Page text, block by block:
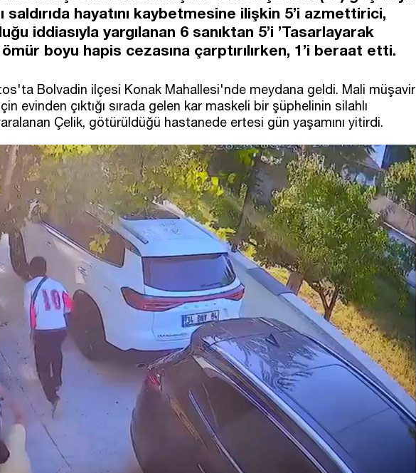
saldırıda hayatını kaybetmesine ilişkin 5’i azmettirici,
iddiasıyla yargılanan 6 sanıktan 5’i ’Tasarlayarak
boyu hapis cezasına çarptırılırken, 1’i beraat etti.
Bolvadin ilçesi Konak Mahallesi'nde meydana geldi. Mali müşavir
evinden çıktığı sırada gelen kar maskeli bir şüphelinin silahlı
yaralanan Çelik, götürüldüğü hastanede ertesi gün yaşamını yitirdi.